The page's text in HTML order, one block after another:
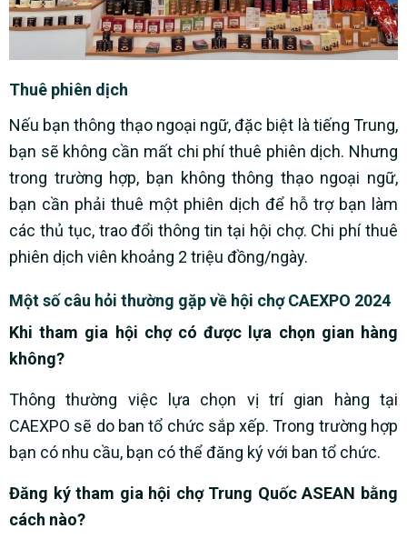
Thuê phiên dịch
Nếu bạn thông thạo ngoại ngữ, đặc biệt là tiếng Trung,
bạn sẽ không cần mất chi phí thuê phiên dịch. Nhưng
trong trường hợp, bạn không thông thạo ngoại ngữ,
bạn cần phải thuê một phiên dịch để hỗ trợ bạn làm
các thủ tục, trao đổi thông tin tại hội chợ. Chi phí thuê
phiên dịch viên khoảng 2 triệu đồng/ngày.
Một số câu hỏi thường gặp về hội chợ CAEXPO 2024
Khi tham gia hội chợ có được lựa chọn gian hàng
không?
Thông thường việc lựa chọn vị trí gian hàng tại
CAEXPO sẽ do ban tổ chức sắp xếp. Trong trường hợp
bạn có nhu cầu, bạn có thể đăng ký với ban tổ chức.
Đăng ký tham gia hội chợ Trung Quốc ASEAN bằng
cách nào?